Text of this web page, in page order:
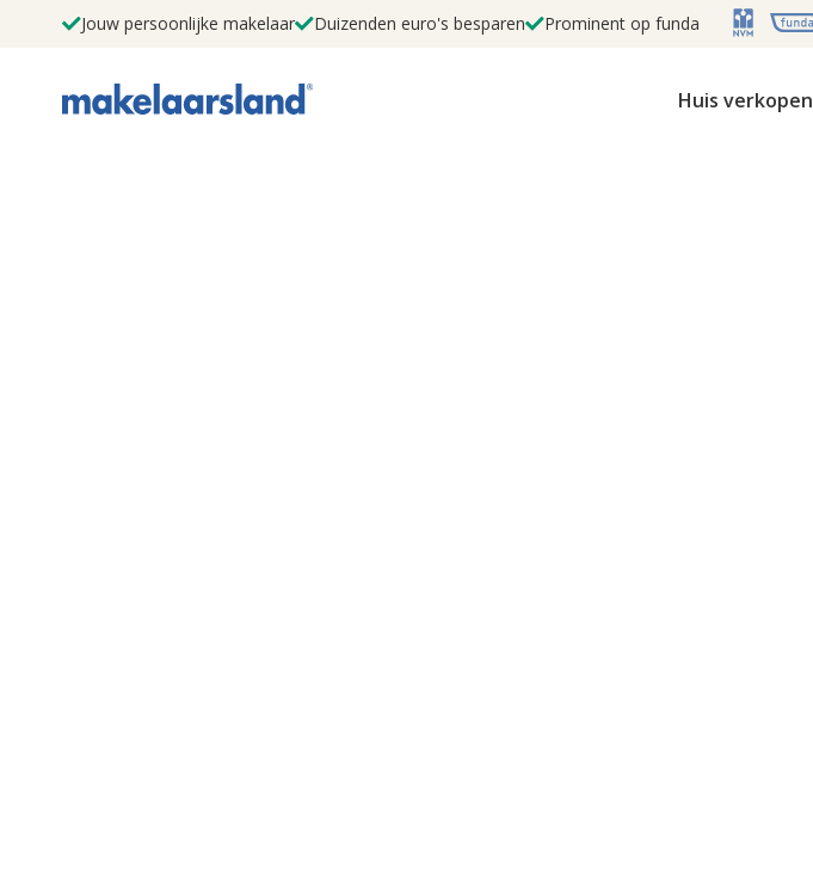
Jouw persoonlijke makelaar Duizenden euro's besparen Prominent op funda
Huis verkopen